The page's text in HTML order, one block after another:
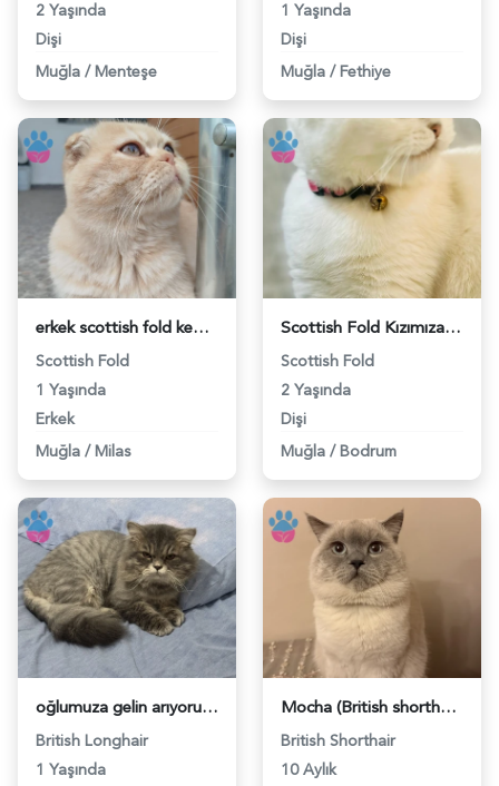
2 Yaşında
Dişi
Muğla / Menteşe
1 Yaşında
Dişi
Muğla / Fethiye
erkek scottish fold kedimize eş ariyoruz - 118982220
Scottish Fold
1 Yaşında
Erkek
Muğla / Milas
Scottish Fold Kızımıza eş arıyoruz - 118981966
Scottish Fold
2 Yaşında
Dişi
Muğla / Bodrum
oğlumuza gelin arıyoruz:) - 118981962
British Longhair
1 Yaşında
Mocha (British shorthair blue point) - 118981923
British Shorthair
10 Aylık